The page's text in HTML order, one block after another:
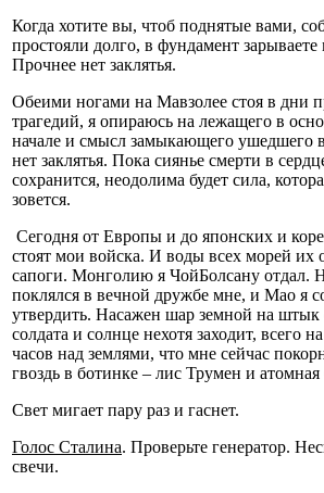
Когда хотите вы, чтоб поднятые вами,
простояли долго, в фундамент зарываете
Прочнее нет заклятья.
Обеими ногами на Мавзолее стоя в дни
трагедий, я опираюсь на лежащего в
начале и смысл замыкающего ушедшего
нет заклятья. Пока сиянье смерти в
сохранится, неодолима будет сила,
зовется.
Сегодня от Европы и до японских и
стоят мои войска. И воды всех морей их
сапоги. Монголию я ЧойБолсану отдал.
поклялся в вечной дружбе мне, и Мао я
утвердить. Насажен шар земной на штык
солдата и солнце нехотя заходит, всего
часов над землями, что мне сейчас
гвоздь в ботинке – лис Трумен и атомная
Свет мигает пару раз и гаснет.
Голос Сталина. Проверьте генератор.
свечи.